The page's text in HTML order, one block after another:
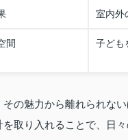
室内外
間 子ども
の魅力から離れられな
取り入れることで、日